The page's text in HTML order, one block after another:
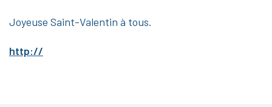
Joyeuse Saint-Valentin à tous.
http://